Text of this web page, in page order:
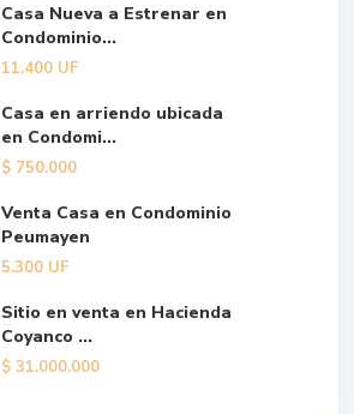
Casa Nueva a Estrenar en
Condominio...
11.400 UF
Casa en arriendo ubicada
en Condomi...
$ 750.000
Venta Casa en Condominio
Peumayen
5.300 UF
Sitio en venta en Hacienda
Coyanco ...
$ 31.000.000